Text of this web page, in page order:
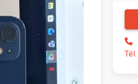
Tél.